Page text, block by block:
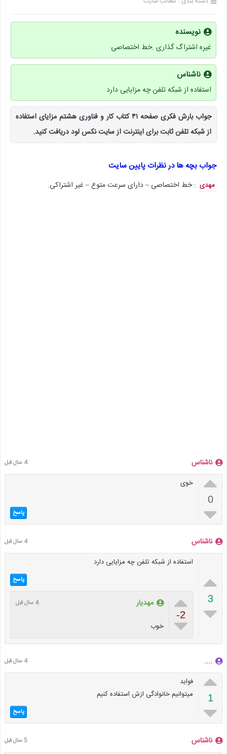
نویسنده
غیره اشتراگ گذاری .خط اختصاصی
ناشناس
استفاده از شبکه تلفن چه مزایایی دارد
جواب بارش فکری صفحه ۴۱ کتاب کار و فناوری هشتم مزایای استفاده
از شبکه تلفن ثابت برای اینترنت از سایت نکس لود دریافت کنید.
جواب بچه ها در نظرات پایین سایت
مهدی : خط اختصاصی – دارای سرعت متوع – غیر اشتراکی.
ناشناس 4 سال قبل

0

خوی
پاسخ
ناشناس 4 سال قبل

3

استفاده از شبکه تلفن چه مزایایی دارد
پاسخ

-2

مهدیار 4 سال قبل
خوب
.... 4 سال قبل

1

فواید
میتوانیم خانوادگی ازش استفاده کنیم
پاسخ
ناشناس 5 سال قبل